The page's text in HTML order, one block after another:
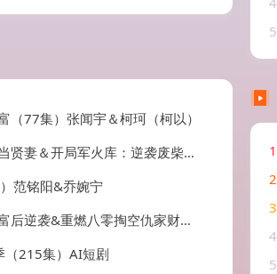
（77集）张闻宇＆柯珂（柯以）
火库：逆袭废柴称帝（83集）孙雪阳＆隋安蓉
范铭阳&乔婉宁
零掏空仇家财富后逆袭（71集）郭建清&刘雪莹
（215集）AI短剧
5
1
2
3
4
5